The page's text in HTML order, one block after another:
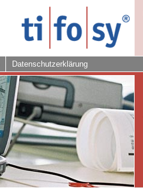
Datenschutzerklärung